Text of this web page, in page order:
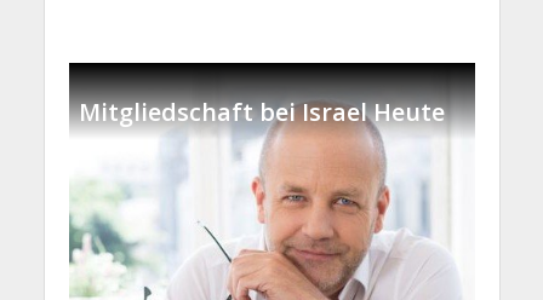
Mitgliedschaft bei Israel Heute